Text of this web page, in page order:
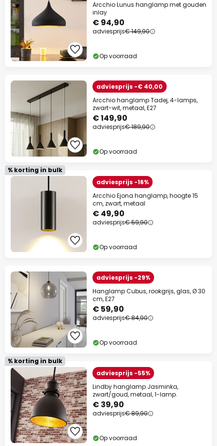
Arcchio Lunus hanglamp met gouden
inlay
€ 94,90
adviesprijs€ 149,90
Op voorraad
adviesprijs -€ 40,00
Arcchio hanglamp Tadej, 4-lamps,
zwart-wit, metaal, E27
€ 149,90
adviesprijs€ 189,90
Op voorraad
% korting in bulk
adviesprijs -16%
Arcchio Ejona hanglamp, hoogte 15
cm, zwart, metaal
€ 49,90
adviesprijs€ 59,90
Op voorraad
adviesprijs -29%
Hanglamp Cubus, rookgrijs, glas, Ø 30
cm, E27
€ 59,90
adviesprijs€ 84,90
Op voorraad
% korting in bulk
adviesprijs -55%
Lindby hanglamp Jasminka,
zwart/goud, metaal, 1-lamp.
€ 39,90
adviesprijs€ 89,90
Op voorraad